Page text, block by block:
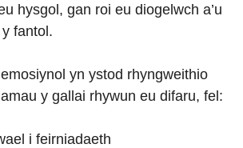
hysgol, gan roi eu diogelwch a’u
fantol.
yn ystod rhyngweithio
y gallai rhywun eu difaru, fel:
i feirniadaeth